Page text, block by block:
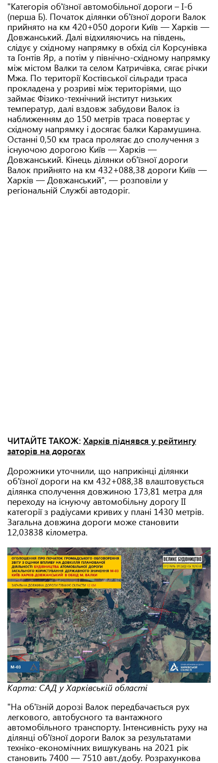
"Категорія об'їзної автомобільної дороги – I-б
(перша Б). Початок ділянки об'їзної дороги Валок
прийнято на км 420+050 дороги Київ — Харків —
Довжанський. Далі відхиляючись на південь,
слідує у східному напрямку в обхід сіл Корсунівка
та Гонтів Яр, а потім у північно-східному напрямку
між містом Валки та селом Катричівка, сягає річки
Мжа. По території Костівської сільради траса
прокладена у розриві між територіями, що
займає Фізико-технічний інститут низьких
температур, далі вздовж забудови Валок із
наближенням до 150 метрів траса повертає у
східному напрямку і досягає балки Карамушина.
Останні 0,50 км траса пролягає до сполучення з
існуючою дорогою Київ — Харків —
Довжанський. Кінець ділянки об'їзної дороги
Валок прийнято на км 432+088,38 дороги Київ —
Харків — Довжанський", — розповіли у
регіональній Службі автодоріг.
ЧИТАЙТЕ ТАКОЖ: Харків піднявся у рейтингу
заторів на дорогах
Дорожники уточнили, що наприкінці ділянки
об'їзної дороги на км 432+088,38 влаштовується
ділянка сполучення довжиною 173,81 метра для
переходу на існуючу автомобільну дорогу ІІ
категорії з радіусами кривих у плані 1430 метрів.
Загальна довжина дороги може становити
12,03838 кілометра.
Карта: САД у Харківській області
"На об'їзній дорозі Валок передбачається рух
легкового, автобусного та вантажного
автомобільного транспорту. Інтенсивність руху на
ділянці об'їзної дороги Валок за результатами
техніко-економічних вишукувань на 2021 рік
становить 7400 — 7510 авт./добу. Розрахункова